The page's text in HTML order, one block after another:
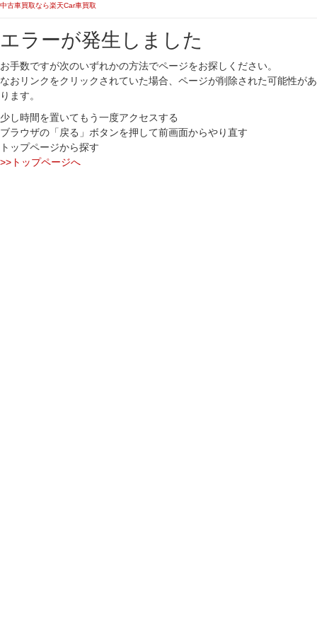
中古車買取なら楽天Car車買取
エラーが発生しました
お手数ですが次のいずれかの方法でページをお探しください。
なおリンクをクリックされていた場合、ページが削除された可能性があ
ります。
少し時間を置いてもう一度アクセスする
ブラウザの「戻る」ボタンを押して前画面からやり直す
トップページから探す
>>トップページへ